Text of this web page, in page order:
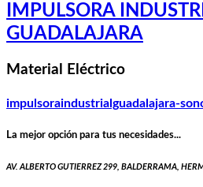
IMPULSORA
GUADALAJARA
Material Eléctrico
impulsoraindustrialguadalajara-
La mejor opción para tus necesidades...
AV. ALBERTO GUTIERREZ 299, BALDERRAMA,